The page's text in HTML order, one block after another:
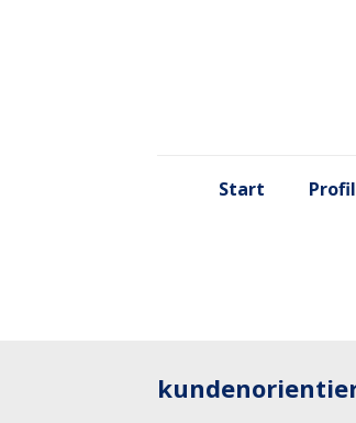
Start Profil